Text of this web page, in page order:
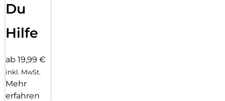
Du
Hilfe
ab 19,99 €
inkl. MwSt.
Mehr
erfahren